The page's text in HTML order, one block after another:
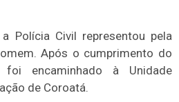
Polícia Civil representou pela
Após o cumprimento do
encaminhado à Unidade
de Coroatá.